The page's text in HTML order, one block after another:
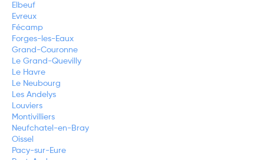
Elbeuf
Evreux
Fécamp
Forges-les-Eaux
Grand-Couronne
Le Grand-Quevilly
Le Havre
Le Neubourg
Les Andelys
Louviers
Montivilliers
Neufchatel-en-Bray
Oissel
Pacy-sur-Eure